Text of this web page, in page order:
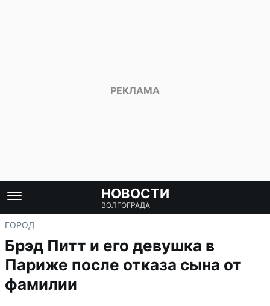
НОВОСТИ
ВОЛГОГРАДА
ГОРОД
Брэд Питт и его девушка в
Париже после отказа сына от
фамилии